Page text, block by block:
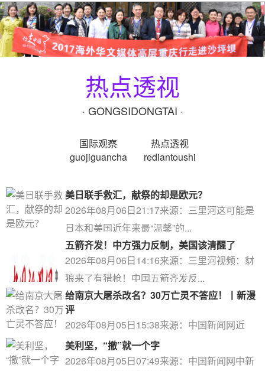
热点透视
· GONGSIDONGTAI ·
国际观察
guojiguancha
热点透视
rediantoushi
美日联手救汇，献祭的却是欧元？
2026年08月06日21:17来源：三里河这可能是
日本和美国近年来最“温馨”的...
五箭齐发！中方强力反制，美国该清醒了
2026年08月06日14:16来源：三里河视频：豺
狼来了有猎枪！中国五箭齐发反...
给南京大屠杀改名？30万亡灵不答应！丨新漫
评
2026年08月05日15:38来源：中国新闻网近
日，据报道，日本长崎市计划于2...
美利坚，“撤”就一个字
2026年08月05日07:49来源：中国新闻网中新